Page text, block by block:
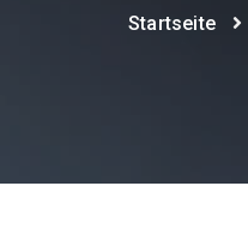
Startseite